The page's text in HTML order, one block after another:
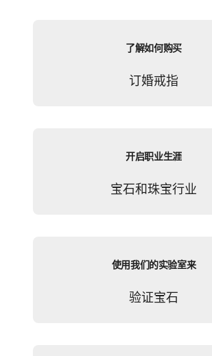
了解如何购买
订婚戒指
开启职业生涯
宝石和珠宝行业
使用我们的实验室来
验证宝石